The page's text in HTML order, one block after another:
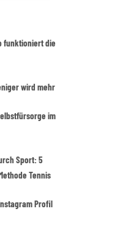
funktioniert die
wird mehr
im
Sport: 5
Tennis
Profil